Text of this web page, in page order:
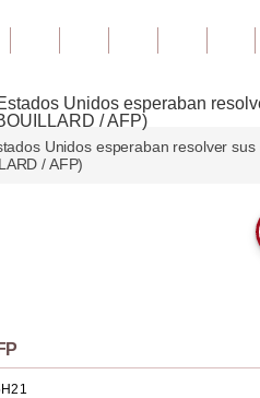
Unidos esperaban resolver
/ AFP)